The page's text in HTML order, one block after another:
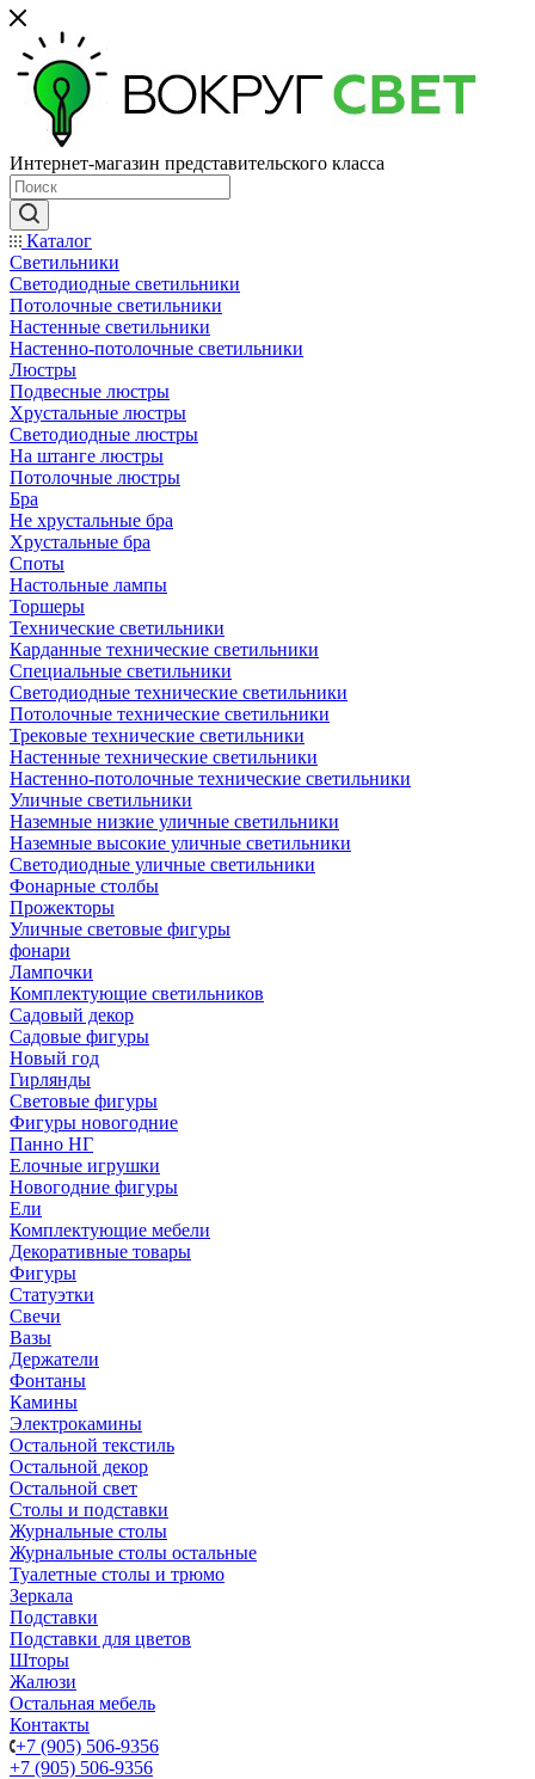
Интернет-магазин представительского класса
Каталог
Светильники
Светодиодные светильники
Потолочные светильники
Настенные светильники
Настенно-потолочные светильники
Люстры
Подвесные люстры
Хрустальные люстры
Светодиодные люстры
На штанге люстры
Потолочные люстры
Бра
Не хрустальные бра
Хрустальные бра
Споты
Настольные лампы
Торшеры
Технические светильники
Карданные технические светильники
Специальные светильники
Светодиодные технические светильники
Потолочные технические светильники
Трековые технические светильники
Настенные технические светильники
Настенно-потолочные технические светильники
Уличные светильники
Наземные низкие уличные светильники
Наземные высокие уличные светильники
Светодиодные уличные светильники
Фонарные столбы
Прожекторы
Уличные световые фигуры
фонари
Лампочки
Комплектующие светильников
Садовый декор
Садовые фигуры
Новый год
Гирлянды
Световые фигуры
Фигуры новогодние
Панно НГ
Елочные игрушки
Новогодние фигуры
Ели
Комплектующие мебели
Декоративные товары
Фигуры
Статуэтки
Свечи
Вазы
Держатели
Фонтаны
Камины
Электрокамины
Остальной текстиль
Остальной декор
Остальной свет
Столы и подставки
Журнальные столы
Журнальные столы остальные
Туалетные столы и трюмо
Зеркала
Подставки
Подставки для цветов
Шторы
Жалюзи
Остальная мебель
Контакты
+7 (905) 506-9356
+7 (905) 506-9356